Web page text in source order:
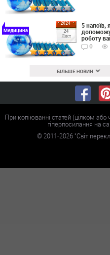
2024
24
Лист
Медицина
5 напоїв,
роботу
0
БІЛЬШЕ НОВИН
При копіюванні статей (цілком
гіперпосилання на
©2011-2026"Світ